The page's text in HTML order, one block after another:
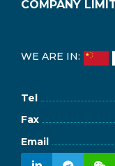
COMPANY
WE ARE IN:
Tel
Fax
Email